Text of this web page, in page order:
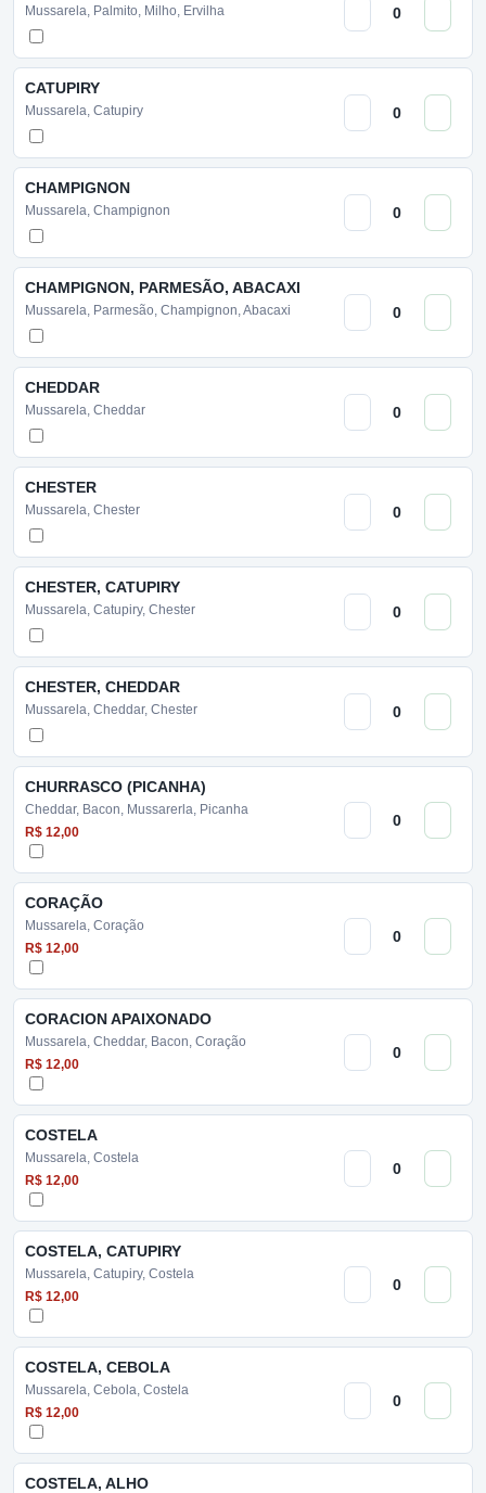
Mussarela, Palmito, Milho, Ervilha
CATUPIRY
Mussarela, Catupiry
CHAMPIGNON
Mussarela, Champignon
CHAMPIGNON, PARMESÃO, ABACAXI
Mussarela, Parmesão, Champignon, Abacaxi
CHEDDAR
Mussarela, Cheddar
CHESTER
Mussarela, Chester
CHESTER, CATUPIRY
Mussarela, Catupiry, Chester
CHESTER, CHEDDAR
Mussarela, Cheddar, Chester
CHURRASCO (PICANHA)
Cheddar, Bacon, Mussarerla, Picanha
R$ 12,00
CORAÇÃO
Mussarela, Coração
R$ 12,00
CORACION APAIXONADO
Mussarela, Cheddar, Bacon, Coração
R$ 12,00
COSTELA
Mussarela, Costela
R$ 12,00
COSTELA, CATUPIRY
Mussarela, Catupiry, Costela
R$ 12,00
COSTELA, CEBOLA
Mussarela, Cebola, Costela
R$ 12,00
COSTELA, ALHO